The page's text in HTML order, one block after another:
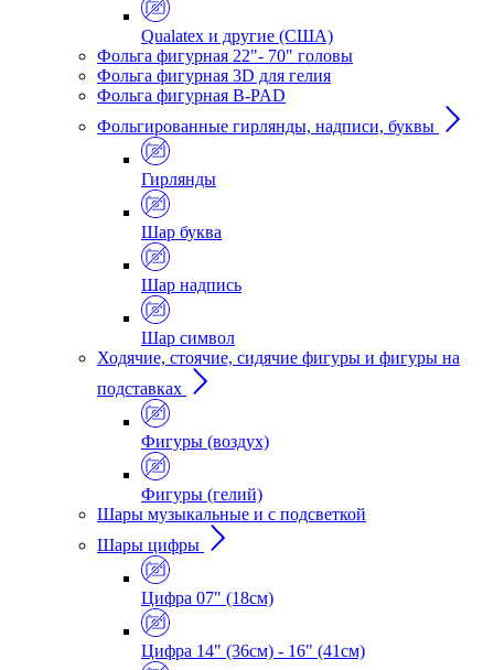
Qualatex и другие (США)
Фольга фигурная 22"- 70" головы
Фольга фигурная 3D для гелия
Фольга фигурная B-PAD
Фольгированные гирлянды, надписи, буквы
Гирлянды
Шар буква
Шар надпись
Шар символ
Ходячие, стоячие, сидячие фигуры и фигуры на
подставках
Фигуры (воздух)
Фигуры (гелий)
Шары музыкальные и с подсветкой
Шары цифры
Цифра 07" (18см)
Цифра 14" (36см) - 16" (41см)